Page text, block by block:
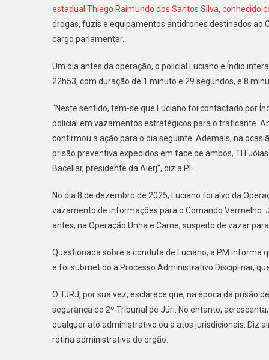
PF
estadual Thiego Raimundo dos Santos Silva, conhecido
drogas, fuzis e equipamentos antidrones destinados ao
cargo parlamentar.
Um dia antes da operação, o policial Luciano e Índio
22h53, com duração de 1 minuto e 29 segundos, e 8
“Neste sentido, tem-se que Luciano foi contactado por
policial em vazamentos estratégicos para o traficante.
confirmou a ação para o dia seguinte. Ademais, na
prisão preventiva expedidos em face de ambos, TH
Bacellar, presidente da Alerj”, diz a PF.
No dia 8 de dezembro de 2025, Luciano foi alvo da
vazamento de informações para o Comando Vermelho.
antes, na Operação Unha e Carne, suspeito de vazar
Questionada sobre a conduta de Luciano, a PM informa
e foi submetido a Processo Administrativo Disciplinar,
O TJRJ, por sua vez, esclarece que, na época da prisão
segurança do 2º Tribunal de Júri. No entanto,
qualquer ato administrativo ou a atos jurisdicionais. Diz
rotina administrativa do órgão.